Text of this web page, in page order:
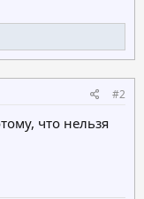
#2
что нельзя